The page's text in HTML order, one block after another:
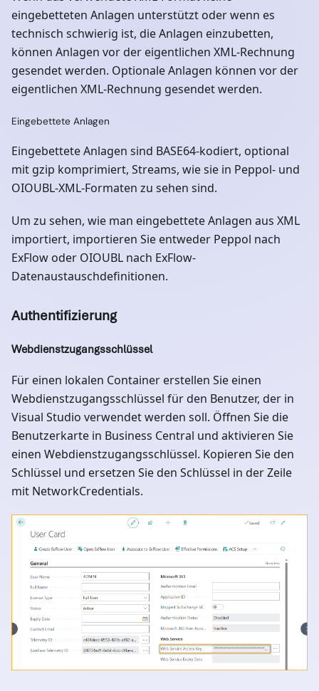
eingebetteten Anlagen unterstützt oder wenn es
technisch schwierig ist, die Anlagen einzubetten,
können Anlagen vor der eigentlichen XML-Rechnung
gesendet werden. Optionale Anlagen können vor der
eigentlichen XML-Rechnung gesendet werden.
Eingebettete Anlagen
Eingebettete Anlagen sind BASE64-kodiert, optional
mit gzip komprimiert, Streams, wie sie in Peppol- und
OIOUBL-XML-Formaten zu sehen sind.
Um zu sehen, wie man eingebettete Anlagen aus XML
importiert, importieren Sie entweder Peppol nach
ExFlow oder OIOUBL nach ExFlow-
Datenaustauschdefinitionen.
Authentifizierung
Webdienstzugangsschlüssel
Für einen lokalen Container erstellen Sie einen
Webdienstzugangsschlüssel für den Benutzer, der in
Visual Studio verwendet werden soll. Öffnen Sie die
Benutzerkarte in Business Central und aktivieren Sie
einen Webdienstzugangsschlüssel. Kopieren Sie den
Schlüssel und ersetzen Sie den Schlüssel in der Zeile
mit NetworkCredentials.